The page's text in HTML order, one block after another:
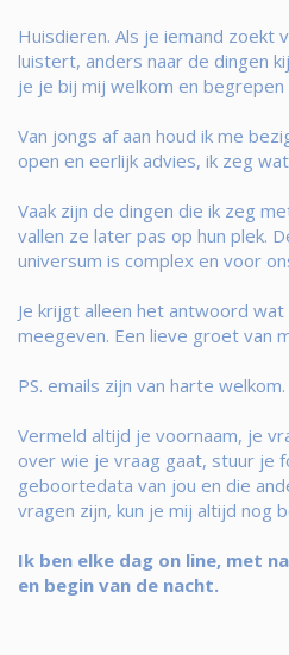
Huisdieren. Als je iemand zoekt
luistert, anders naar de dingen
je je bij mij welkom en begrepen
Van jongs af aan houd ik me
open en eerlijk advies, ik zeg
Vaak zijn de dingen die ik zeg
vallen ze later pas op hun plek.
universum is complex en voor
Je krijgt alleen het antwoord
meegeven. Een lieve groet van
PS. emails zijn van harte welkom.
Vermeld altijd je voornaam, je
over wie je vraag gaat, stuur je
geboortedata van jou en die
vragen zijn, kun je mij altijd nog
Ik ben elke dag on line, met
en begin van de nacht.